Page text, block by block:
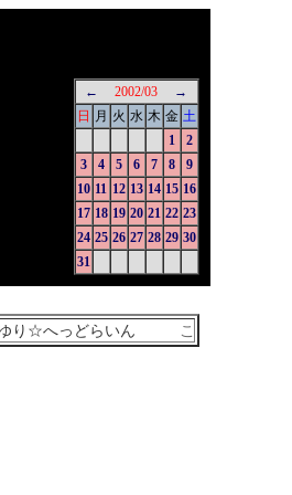
← 2002/03
→
日
月 火 水 木 金 土
1
2
3
4 5 6 7 8
9
10 11 12 13 14 15 16
17 18 19 20 21 22 23
24 25 26 27 28 29 30
31